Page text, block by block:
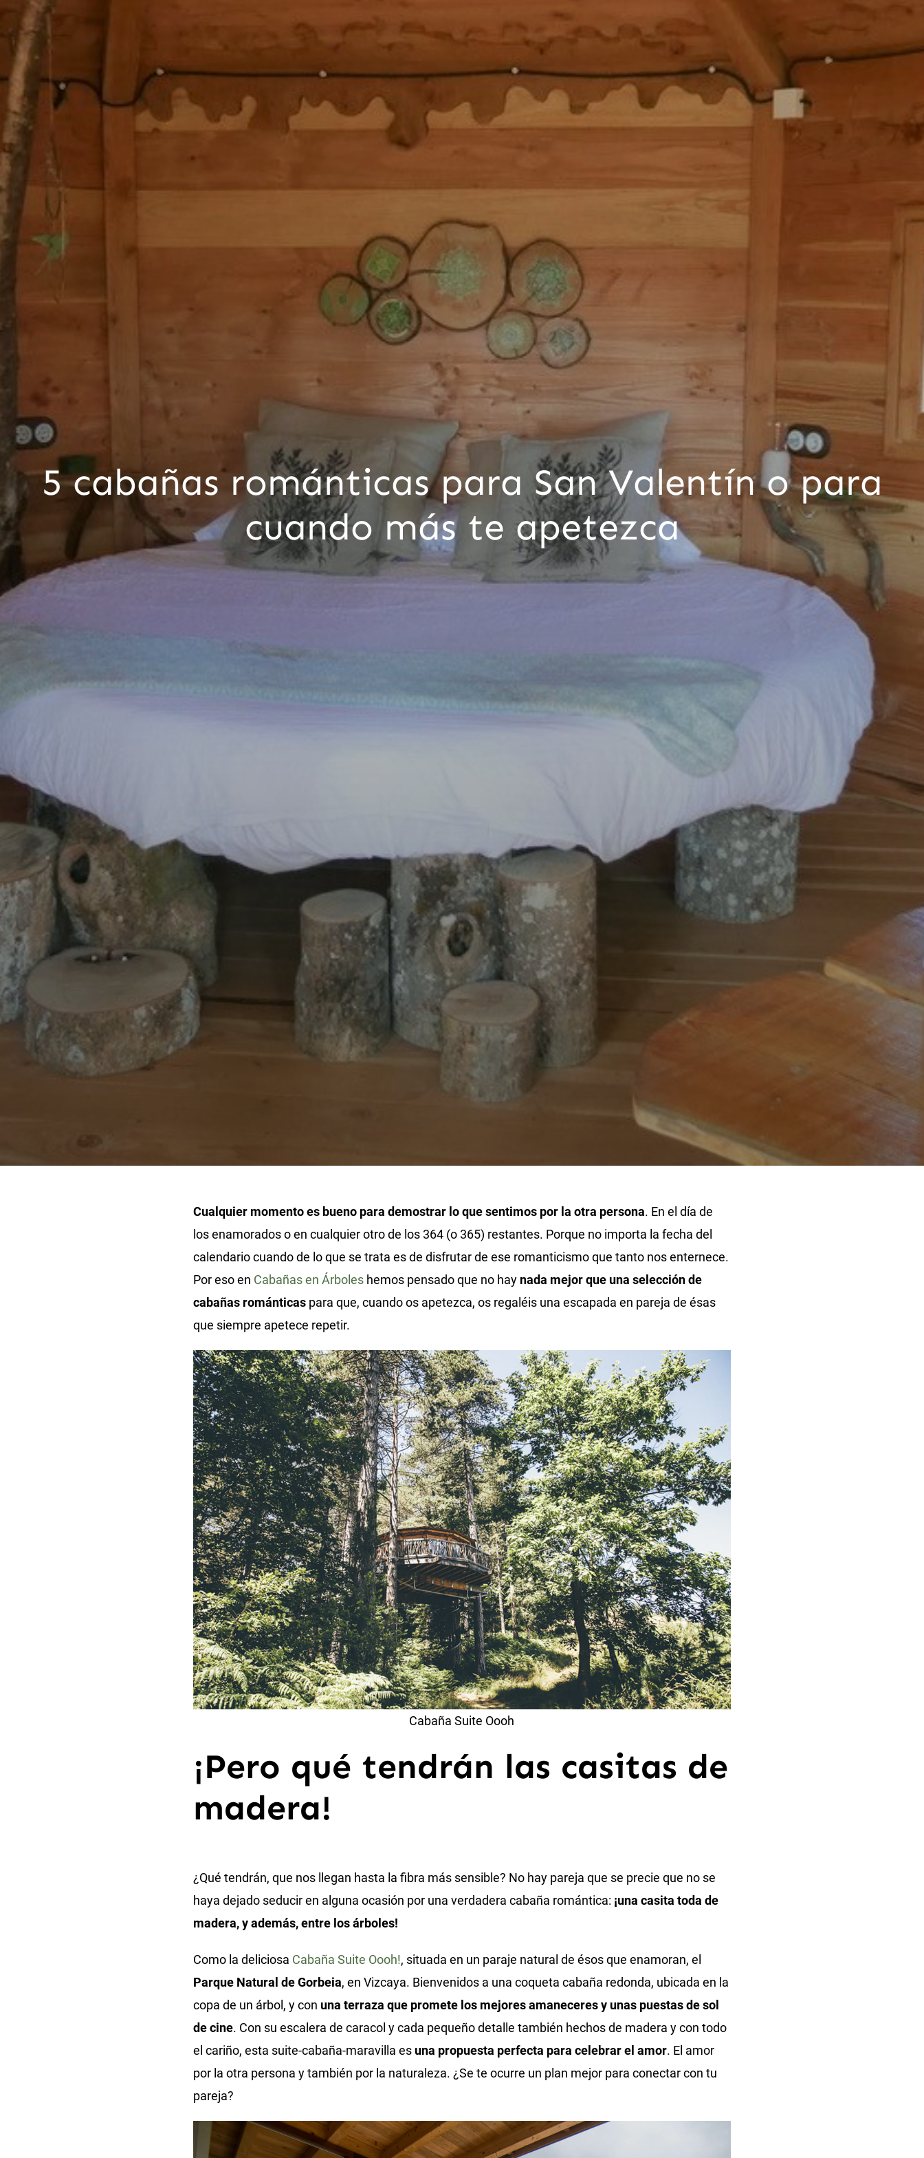
5 cabañas románticas para San Valentín o para
cuando más te apetezca
Cualquier momento es bueno para demostrar lo que sentimos por la otra persona. En el día de
los enamorados o en cualquier otro de los 364 (o 365) restantes. Porque no importa la fecha del
calendario cuando de lo que se trata es de disfrutar de ese romanticismo que tanto nos enternece.
Por eso en Cabañas en Árboleshemos pensado que no hay nada mejor que una selección de
cabañas románticaspara que, cuando os apetezca, os regaléis una escapada en pareja de ésas
que siempre apetece repetir.
Cabaña Suite Oooh
¡Pero qué tendrán las casitas de
madera!
¿Qué tendrán, que nos llegan hasta la fibra más sensible? No hay pareja que se precie que no se
haya dejado seducir en alguna ocasión por una verdadera cabaña romántica: ¡una casita toda de
madera, y además, entre los árboles!
Como la deliciosa Cabaña Suite Oooh!, situada en un paraje natural de ésos que enamoran, el
Parque Natural de Gorbeia, en Vizcaya. Bienvenidos a una coqueta cabaña redonda, ubicada en la
copa de un árbol, y con una terraza que promete los mejores amaneceres y unas puestas de sol
de cine. Con su escalera de caracol y cada pequeño detalle también hechos de madera y con todo
el cariño, esta suite-cabaña-maravilla es una propuesta perfecta para celebrar el amor. El amor
por la otra persona y también por la naturaleza. ¿Se te ocurre un plan mejor para conectar con tu
pareja?